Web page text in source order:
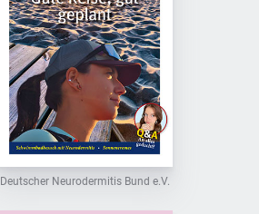
Deutscher Neurodermitis Bund e.V.